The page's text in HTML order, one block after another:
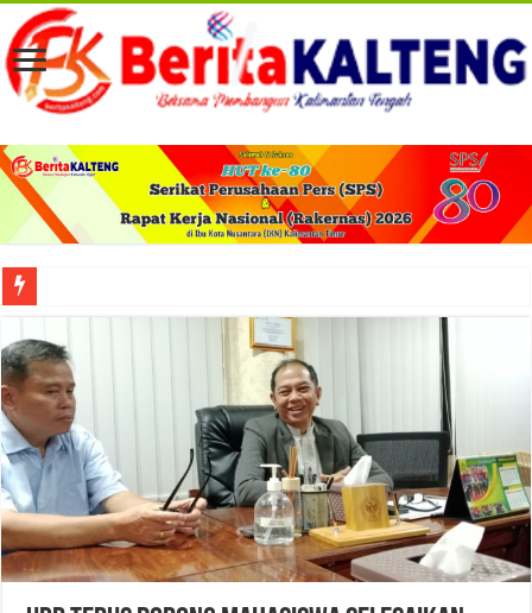
Viral! Selama Dua Bulan Lebih Siltap Serta Tunjangan Pemdes dan BPD di